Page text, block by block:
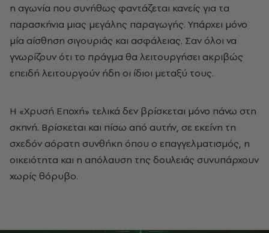
η αγωνία που συνήθως φαντάζεται κανείς για τα
παρασκήνια μιας μεγάλης παραγωγής. Υπάρχει μόνο
μία αίσθηση σιγουριάς και ασφάλειας. Σαν όλοι να
γνωρίζουν ότι το πράγμα θα λειτουργήσει ακριβώς
επειδή λειτουργούν ήδη οι ίδιοι μεταξύ τους.
Η «Χρυσή Εποχή» τελικά δεν βρίσκεται μόνο πάνω στη
σκηνή. Βρίσκεται και πίσω από αυτήν, σε εκείνη τη
σχεδόν αόρατη συνθήκη όπου ο επαγγελματισμός, η
οικειότητα και η απόλαυση της δουλειάς συνυπάρχουν
χωρίς θόρυβο.